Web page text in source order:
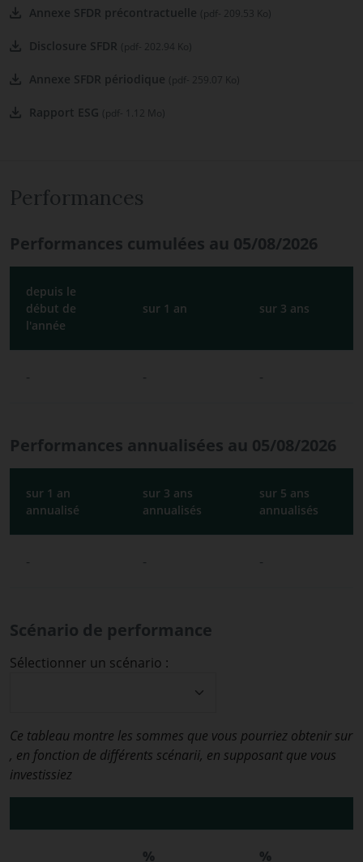
Annexe SFDR précontractuelle (pdf- 209.53 Ko)
Disclosure SFDR (pdf- 202.94 Ko)
Annexe SFDR périodique (pdf- 259.07 Ko)
Rapport ESG (pdf- 1.12 Mo)
Performances
Performances cumulées au 05/08/2026
depuis le
début de
l'année
sur 1 an sur 3 ans
- - -
Performances annualisées au 05/08/2026
sur 1 an
annualisé
sur 3 ans
annualisés
sur 5 ans
annualisés
- - -
Scénario de performance
Sélectionner un scénario :
Ce tableau montre les sommes que vous pourriez obtenir sur
, en fonction de différents scénarii, en supposant que vous
investissiez
% %